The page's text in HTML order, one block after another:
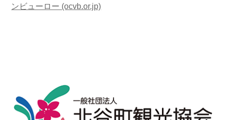
ンビューロー (ocvb.or.jp)